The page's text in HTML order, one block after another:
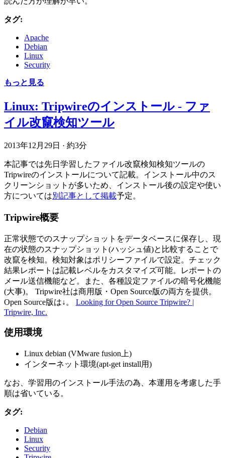
タグ:
Apache
Debian
Linux
Security
もっと見る
Linux: Tripwireのインストール - ファ
イル改竄検知ツール
2013年12月29日 · 約3分
本記事では先日学習したファイル改竄検知検知ツールの
Tripwireのインストールについて記載。インストール中のス
クリーンショットが多いため、インストール後の設定や使い
方については別記事として掲載予定。
Tripwire概要
正常状態でのスナップショットをデータベースに保存し、現
在の状態のスナップショット(ハッシュ値)と比較することで
改竄を検知。検知対象はポリシーファイルで設定。チェック
結果レポートは記載レベルをカスタマイズ可能。レポートの
メール送信機能など。また、各種設定ファイルの暗号化機能
(大事)。 Tripwire社は商用版・Open Source版の両方を提供。
Open Source版は↓。 Looking for Open Source Tripwire? |
Tripwire, Inc.
使用環境
Linux debian (VMware fusion上)
インターネット環境(apt-get install用)
なお、学習用のインストール手法の為、本運用を考慮した手
順は省いている。
タグ:
Debian
Linux
Security